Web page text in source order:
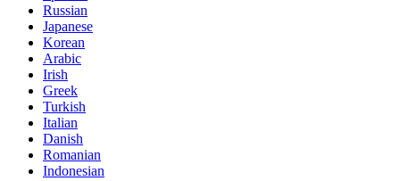
Russian
Japanese
Korean
Arabic
Irish
Greek
Turkish
Italian
Danish
Romanian
Indonesian